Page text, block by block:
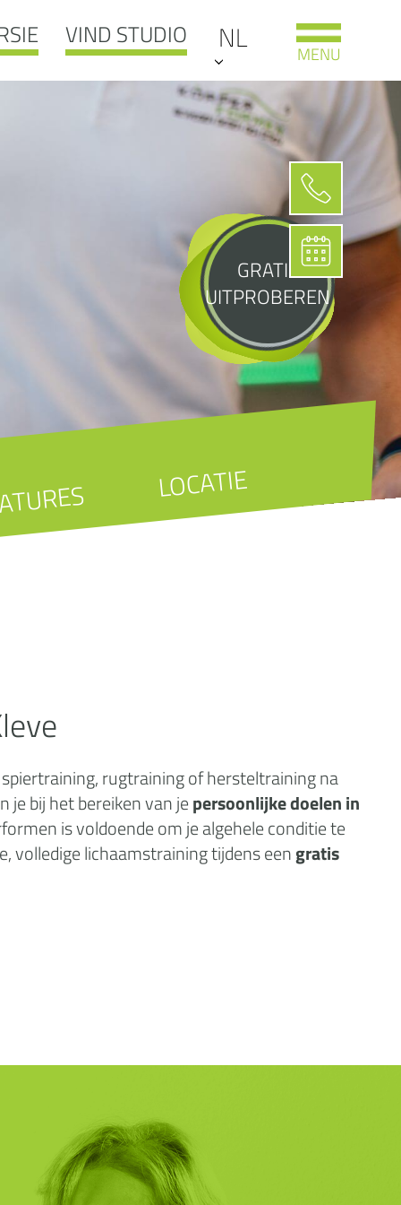
VIND STUDIO NL MENU
GRATIS
UITPROBEREN
LOCATIE
rugtraining of hersteltraining na
je bij het bereiken van jepersoonlijke doelen in
is voldoende om je algehele conditie te
volledige lichaamstraining tijdens eengratis